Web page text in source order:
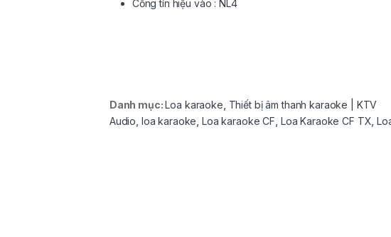
Cổng tín hiệu vào : NL4
Danh mục:Loa karaoke Thiết bị âm thanh karaoke | KTV
Audio loa karaoke ,Loa karaoke CF Loa Karaoke CF TX ,